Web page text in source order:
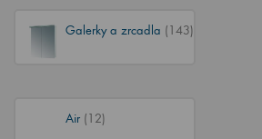
Galerky a zrcadla (143)
Air (12)